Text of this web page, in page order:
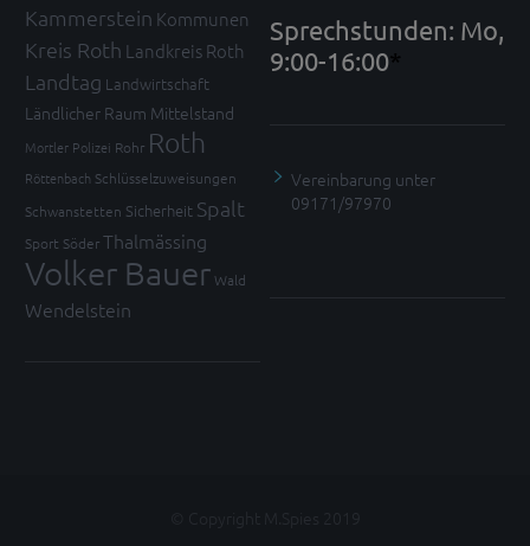
Kammerstein Kommunen
Kreis Roth Landkreis Roth
Landtag Landwirtschaft
Ländlicher Raum Mittelstand
Mortler Polizei Rohr Roth
Röttenbach Schlüsselzuweisungen
Schwanstetten Sicherheit Spalt
Sport SöderThalmässing
Volker BauerWald
Wendelstein
Sprechstunden: Mo,
9:00-16:00*
Vereinbarung unter
09171/97970